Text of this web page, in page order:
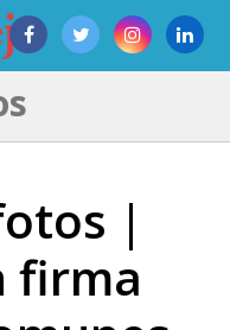
|
firma